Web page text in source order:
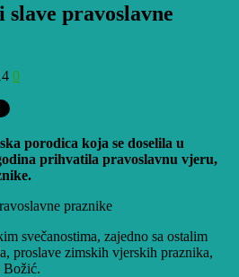
pravoslavne
0
porodica koja se doselila u
prihvatila pravoslavnu vjeru,
svečanostima, zajedno sa ostalim
proslave zimskih vjerskih praznika,
Božić.